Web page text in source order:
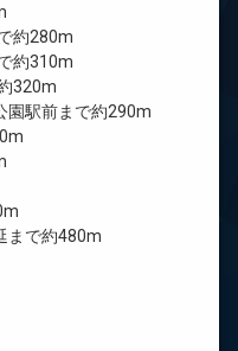
約280m
約310m
320m
園駅前まで約290m
まで約480m